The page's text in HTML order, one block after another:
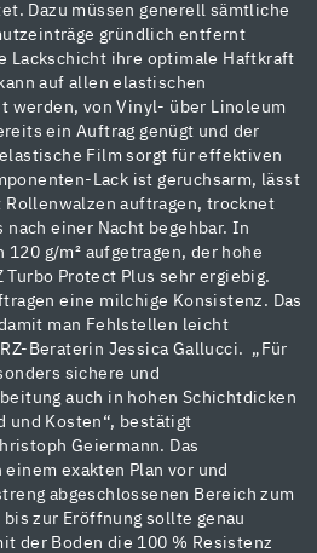
Dazu müssen generell sämtliche
gründlich entfernt
Lackschicht ihre optimale Haftkraft
auf allen elastischen
werden, von Vinyl- über Linoleum
ein Auftrag genügt und der
Film sorgt für effektiven
Lack ist geruchsarm, lässt
auftragen, trocknet
einer Nacht begehbar. In
g/m² aufgetragen, der hohe
Protect Plus sehr ergiebig.
eine milchige Konsistenz. Das
man Fehlstellen leicht
Beraterin Jessica Gallucci. „Für
sichere und
auch in hohen Schichtdicken
und Kosten“, bestätigt
Geiermann. Das
exakten Plan vor und
abgeschlossenen Bereich zum
zur Eröffnung sollte genau
der Boden die 100 % Resistenz